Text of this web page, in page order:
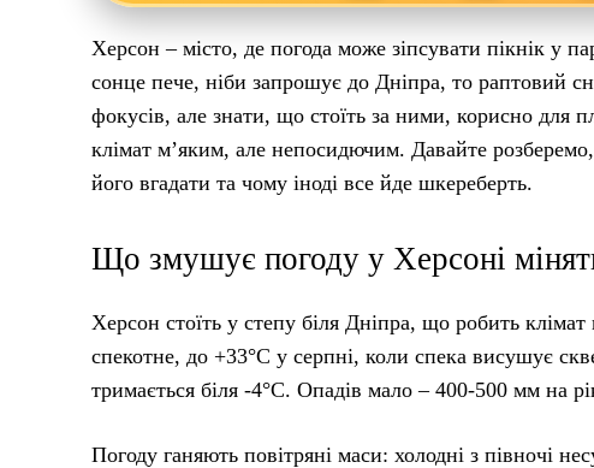
Херсон – місто, де погода може зіпсувати пікнік у
сонце пече, ніби запрошує до Дніпра, то раптовий
фокусів, але знати, що стоїть за ними, корисно для
клімат м’яким, але непосидючим. Давайте
його вгадати та чому іноді все йде шкереберть.
Що змушує погоду у Херсоні
Херсон стоїть у степу біля Дніпра, що робить
спекотне, до +33°C у серпні, коли спека висушує
тримається біля -4°C. Опадів мало – 400-500 мм на
Погоду ганяють повітряні маси: холодні з півночі